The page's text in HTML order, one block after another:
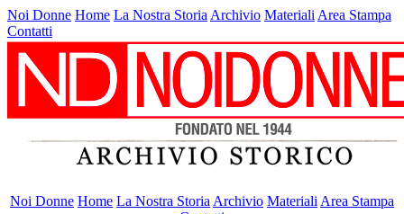
Noi Donne Home La Nostra Storia Archivio Materiali Area Stampa
Contatti
Noi Donne Home La Nostra Storia Archivio Materiali Area Stampa